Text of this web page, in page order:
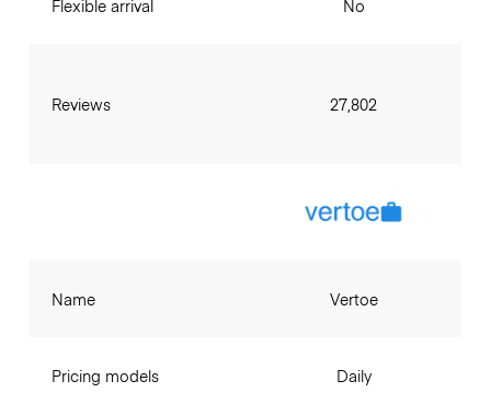
Flexible arrival
Reviews
No
27,802
Name
Pricing models
Vertoe
Daily